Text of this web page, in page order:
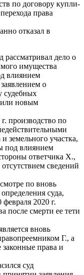
по договору купли-
права
отказал в
рассматривал дело о
имущества
влиянием
о
судебных
или новым
производство по
земельного участка,
под влиянием
ответчика Х.,
сведений
по вновь
суда,
2020 г.
после смерти ее тети
вновь
Г., а
законные права и
суд